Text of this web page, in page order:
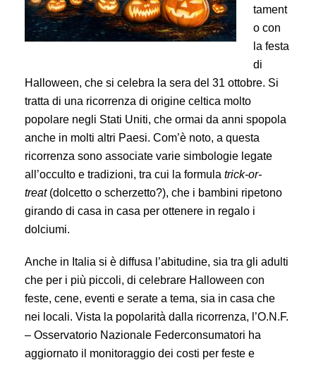
tament
o con
la festa
di
Halloween, che si celebra la sera del 31 ottobre. Si
tratta di una ricorrenza di origine celtica molto
popolare negli Stati Uniti, che ormai da anni spopola
anche in molti altri Paesi. Com’è noto, a questa
ricorrenza sono associate varie simbologie legate
all’occulto e tradizioni, tra cui la formula trick-or-
treat(dolcetto o scherzetto?), che i bambini ripetono
girando di casa in casa per ottenere in regalo i
dolciumi.
Anche in Italia si è diffusa l’abitudine, sia tra gli adulti
che per i più piccoli, di celebrare Halloween con
feste, cene, eventi e serate a tema, sia in casa che
nei locali. Vista la popolarità dalla ricorrenza, l’O.N.F.
– Osservatorio Nazionale Federconsumatori ha
aggiornato il monitoraggio dei costi per feste e